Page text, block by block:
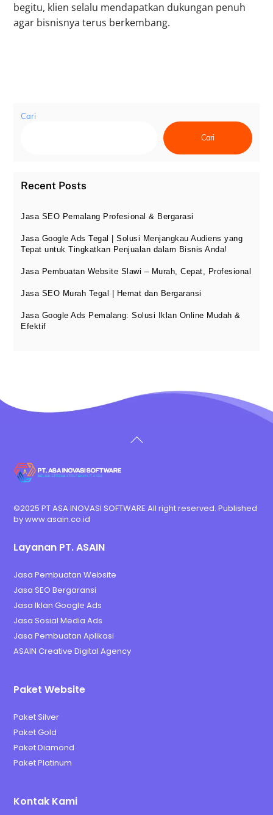
begitu, klien selalu mendapatkan dukungan penuh
agar bisnisnya terus berkembang.
Cari
Cari
Recent Posts
Jasa SEO Pemalang Profesional & Bergarasi
Jasa Google Ads Tegal | Solusi Menjangkau Audiens yang
Tepat untuk Tingkatkan Penjualan dalam Bisnis Anda!
Jasa Pembuatan Website Slawi – Murah, Cepat, Profesional
Jasa SEO Murah Tegal | Hemat dan Bergaransi
Jasa Google Ads Pemalang: Solusi Iklan Online Mudah &
Efektif
Back
To
©2025 PT ASA INOVASI SOFTWARE All right reserved. Published
bywww.asain.co.id
Layanan PT. ASAIN
Jasa Pembuatan Website
Jasa SEO Bergaransi
Jasa Iklan Google Ads
Jasa Sosial Media Ads
Jasa Pembuatan Aplikasi
ASAIN Creative Digital Agency
Paket Website
Paket Silver
Paket Gold
Paket Diamond
Paket Platinum
Kontak Kami